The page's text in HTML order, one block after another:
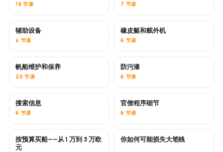
19 节课 7 节课
辅助设备
4 节课
橡皮艇和舷外机
6 节课
帆船维护和保养
20 节课
即将推出
防污漆
6 节课
搜索信息
6 节课
官僚程序细节
6 节课
即将推出
按预算买船——从 1 万到 3 万欧
元
即将推出
你如何可能损失大笔钱